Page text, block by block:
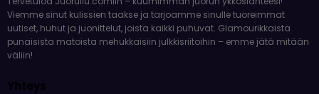
Viemme sinut kulissien taakse ja tarjoamme sinulle tuoreimmat
uutiset, huhut ja juonittelut, joista kaikki puhuvat. Glamourikkaista
punaisista matoista mehukkaisiin julkkisriitoihin – emme jätä mitään
väliin!
Yhteys